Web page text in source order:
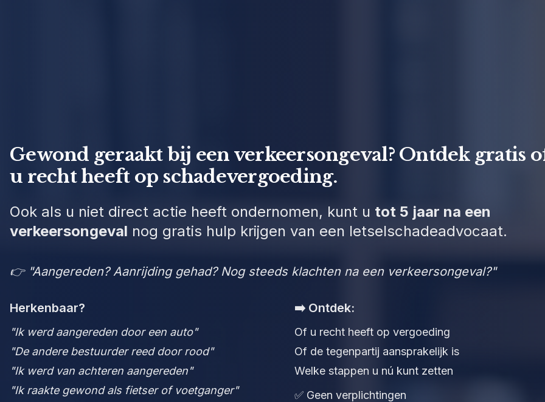
Gewond geraakt bij een verkeersongeval? Ontdek gratis
u recht heeft op schadevergoeding.
Ook als u niet direct actie heeft ondernomen, kunt u tot 5 jaar na een
verkeersongeval nog gratis hulp krijgen van een letselschadeadvocaat.
👉 "Aangereden? Aanrijding gehad? Nog steeds klachten na een verkeersongeval?"
Herkenbaar?
"Ik werd aangereden door een auto"
"De andere bestuurder reed door rood"
"Ik werd van achteren aangereden"
"Ik raakte gewond als fietser of voetganger"
➡️ Ontdek:
Of u recht heeft op vergoeding
Of de tegenpartij aansprakelijk is
Welke stappen u nú kunt zetten
✅ Geen verplichtingen